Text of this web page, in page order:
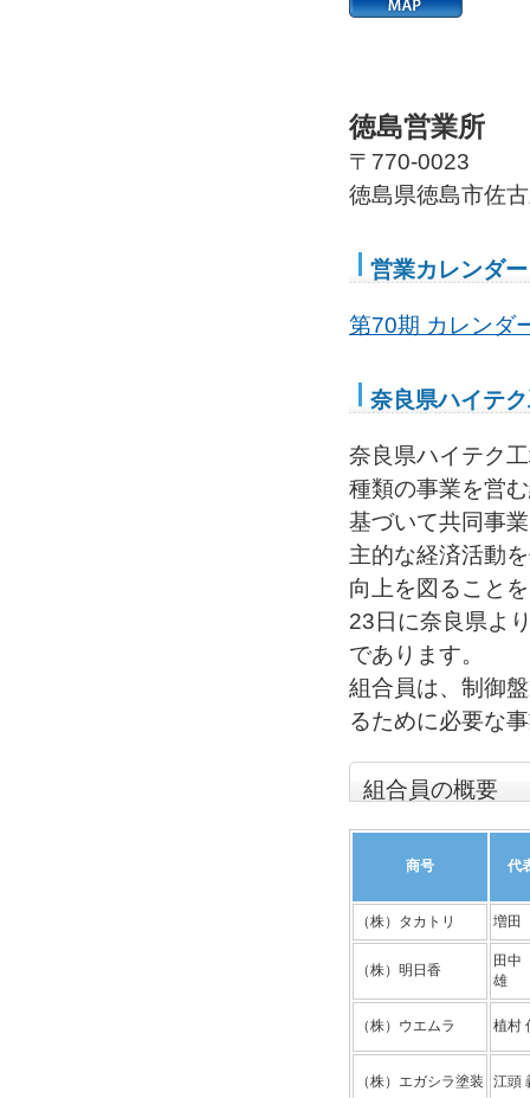
徳島営業所
〒770-0023
徳島県徳島市佐
営業カレンダー
第70期 カレンダ
奈良県ハイテ
奈良県ハイテク
種類の事業を営
基づいて共同事
主的な経済活動
向上を図ること
23日に奈良県よ
であります。
組合員は、制御
るために必要な
組合員の概要
商号 代
（株）タカトリ 増
（株）明日香
田
雄
（株）ウエムラ 植村
（株）エガシラ塗装 江頭